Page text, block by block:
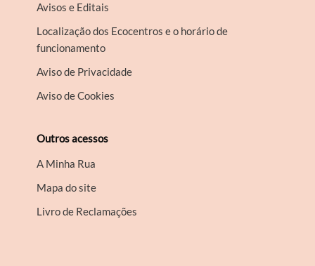
Avisos e Editais
Localização dos Ecocentros e o horário de
funcionamento
Aviso de Privacidade
Aviso de Cookies
Outros acessos
A Minha Rua
Mapa do site
Livro de Reclamações